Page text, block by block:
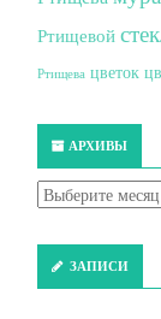
Ртищевой
Ртищева цветок
АРХИВЫ
ЗАПИСИ